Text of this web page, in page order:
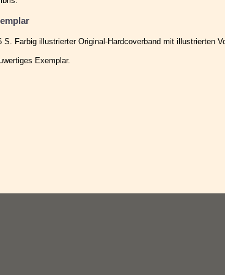
S. Farbig illustrierter Original-Hardcoverband mit illustrierten
Exemplar.